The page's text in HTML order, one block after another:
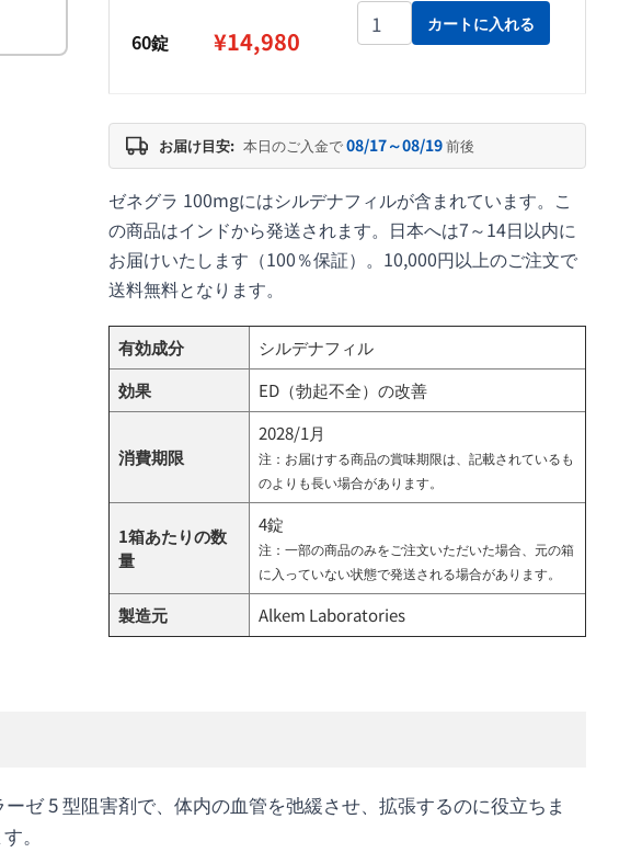
60錠 ¥14,980
ゼネグラ 100mg個
カートに入れる
お届け目安: 本日のご入金で08/17～08/19前後
ゼネグラ 100mgにはシルデナフィルが含まれています。こ
の商品はインドから発送されます。日本へは7～14日以内に
お届けいたします（100％保証）。10,000円以上のご注文で
送料無料となります。
有効成分
シルデナフィル
効果
ED（勃起不全）の改善
消費期限
2028/1月
注：お届けする商品の賞味期限は、記載されているも
のよりも長い場合があります。
1箱あたりの数
量
4錠
注：一部の商品のみをご注文いただいた場合、元の箱
に入っていない状態で発送される場合があります。
製造元 Alkem Laboratories
ゼ 5 型阻害剤で、体内の血管を弛緩させ、拡張するのに役立ちま
。